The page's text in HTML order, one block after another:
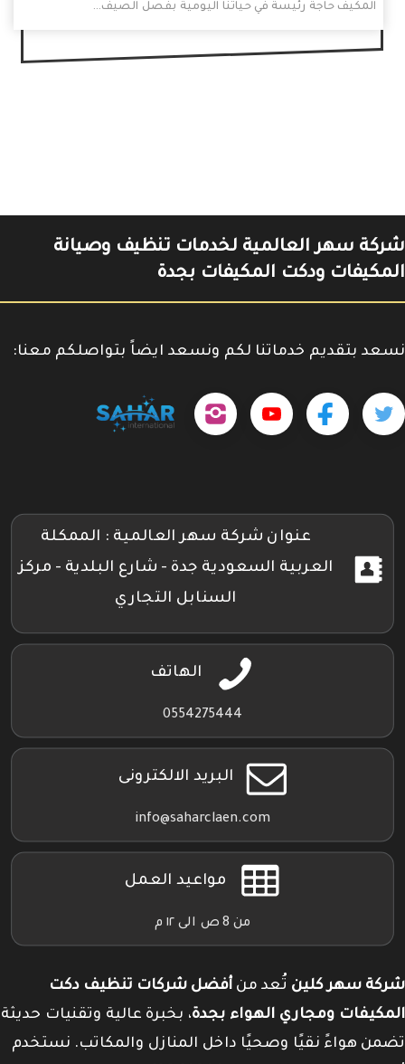
المكيف حاجة رئيسة في حياتنا اليومية بفصل الصيف…
شركة سهر العالمية لخدمات تنظيف وصيانة
المكيفات ودكت المكيفات بجدة
نسعد بتقديم خدماتنا لكم ونسعد ايضاً بتواصلكم معنا:
تابعنا تابعنا www.youtube.com/@sahar4046
تابعنا
بلاي
عنوان شركة سهر العالمية : الممكلة
العربية السعودية جدة - شارع البلدية - مركز
السنابل التجاري
الهاتف
0554275444
البريد الالكترونى
info@saharclaen.com
مواعيد العمل
من 8 ص الى ١٢ م
شركة سهر كلين تُعد من أفضل شركات تنظيف دكت
المكيفات ومجاري الهواء بجدة، بخبرة عالية وتقنيات حديثة
تضمن هواءً نقيًا وصحيًا داخل المنازل والمكاتب. نستخدم